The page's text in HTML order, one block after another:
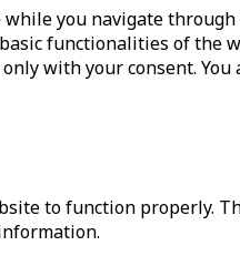
you navigate
functionalities of the
with your consent.
to function properly.